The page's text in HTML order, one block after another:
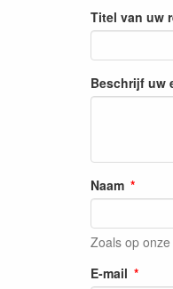
Titel van uw
Beschrijf uw
Naam
Zoals op
E-mail